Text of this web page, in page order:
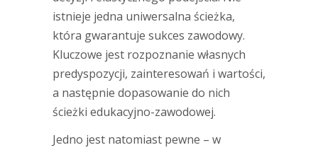
istnieje jedna uniwersalna ścieżka,
która gwarantuje sukces zawodowy.
Kluczowe jest rozpoznanie własnych
predyspozycji, zainteresowań i wartości,
a następnie dopasowanie do nich
ścieżki edukacyjno-zawodowej.
Jedno jest natomiast pewne – w